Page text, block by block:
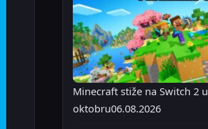
Minecraft stiže na Switch 2 u
oktobru06.08.2026